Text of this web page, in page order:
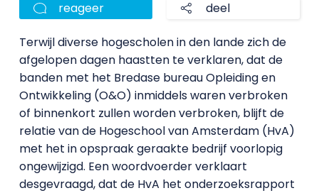
reageer deel
Terwijl diverse hogescholen in den lande zich de
afgelopen dagen haastten te verklaren, dat de
banden met het Bredase bureau Opleiding en
Ontwikkeling (O&O) inmiddels waren verbroken
of binnenkort zullen worden verbroken, blijft de
relatie van de Hogeschool van Amsterdam (HvA)
met het in opspraak geraakte bedrijf voorlopig
ongewijzigd. Een woordvoerder verklaart
desgevraagd, dat de HvA het onderzoeksrapport